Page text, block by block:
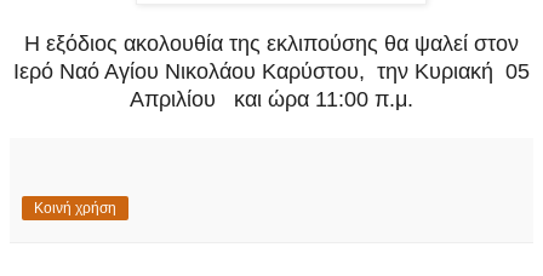
Η εξόδιος ακολουθία της εκλιπούσης θα ψαλεί στον
Ιερό Ναό Αγίου Νικολάου Καρύστου, την Κυριακή 05
Απριλίου και ώρα 11:00 π.μ.
Κοινή χρήση